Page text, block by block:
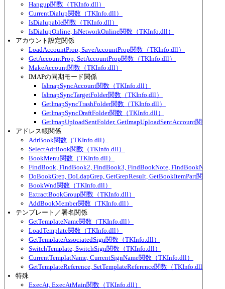
Hangup関数（TKInfo.dll）
CurrentDialup関数（TKInfo.dll）
IsDialupable関数（TKInfo.dll）
IsDialupOnline, IsNetworkOnline関数（TKInfo.dll）
アカウント設定関係
LoadAccountProp, SaveAccountProp関数（TKInfo.dll）
GetAccountProp, SetAccountProp関数（TKInfo.dll）
MakeAccount関数（TKInfo.dll）
IMAPの同期モード関係
IsImapSyncAccount関数（TKInfo.dll）
IsImapSyncTargetFolder関数（TKInfo.dll）
GetImapSyncTrashFolder関数（TKInfo.dll）
GetImapSyncDraftFolder関数（TKInfo.dll）
GetImapUploadSentFolder, GetImapUploadSentAccount関数（
アドレス帳関係
AdrBook関数（TKInfo.dll）
SelectAdrBook関数（TKInfo.dll）
BookMenu関数（TKInfo.dll）
FindBook, FindBook2, FindBook3, FindBookNote, FindBookNote2
DoBookGrep, DoLdapGrep, GetGrepResult, GetBookItemPart関数（
BookWnd関数（TKInfo.dll）
ExtractBookGroup関数（TKInfo.dll）
AddBookMember関数（TKInfo.dll）
テンプレート／署名関係
GetTemplateName関数（TKInfo.dll）
LoadTemplate関数（TKInfo.dll）
GetTemplateAssociatedSign関数（TKInfo.dll）
SwitchTemplate, SwitchSign関数（TKInfo.dll）
CurrentTemplatName, CurrentSignName関数（TKInfo.dll）
GetTemplateReference, SetTemplateReference関数（TKInfo.dll）
特殊
ExecAt, ExecAtMain関数（TKInfo.dll）